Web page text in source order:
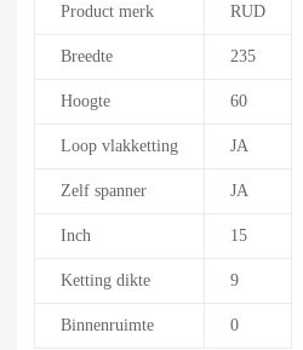
Product merk RUD
Breedte 235
Hoogte 60
Loop vlakketting JA
Zelf spanner JA
Inch 15
Ketting dikte 9
Binnenruimte 0